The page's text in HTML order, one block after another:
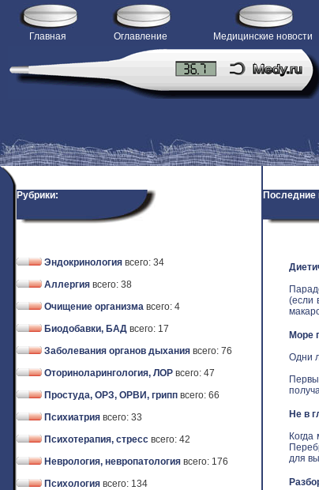
Главная Оглавление Медицинские новости
Рубрики:
Эндокринология всего: 34
Аллергия всего: 38
Очищение организма всего: 4
Биодобавки, БАД всего: 17
Заболевания органов дыхания всего: 76
Оториноларингология, ЛОР всего: 47
Простуда, ОРЗ, ОРВИ, грипп всего: 66
Психиатрия всего: 33
Психотерапия, стресс всего: 42
Неврология, невропатология всего: 176
Психология всего: 134
Последние
(если
Море
Одни
Не в
для